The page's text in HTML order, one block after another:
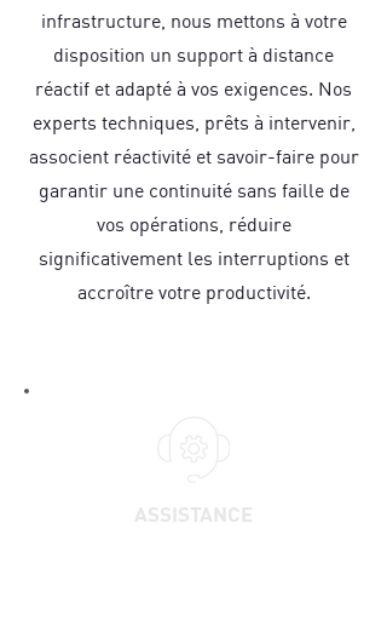
infrastructure, nous mettons à votre
disposition un support à distance
réactif et adapté à vos exigences. Nos
experts techniques, prêts à intervenir,
associent réactivité et savoir-faire pour
garantir une continuité sans faille de
vos opérations, réduire
significativement les interruptions et
accroître votre productivité.
ASSISTANCE